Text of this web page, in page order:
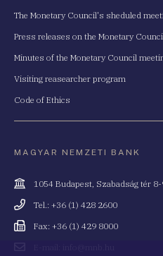
The Monetary Council's sheduled
Press releases on the Monetary
Minutes of the Monetary Council
Visiting reasearcher program
Code of Ethics
MAGYAR NEMZETI BANK
Cím
1054 Budapest, Szabadság tér 8-
Telefonszám
Tel.: +36 (1) 428 2600
Fax
Fax: +36 (1) 429 8000